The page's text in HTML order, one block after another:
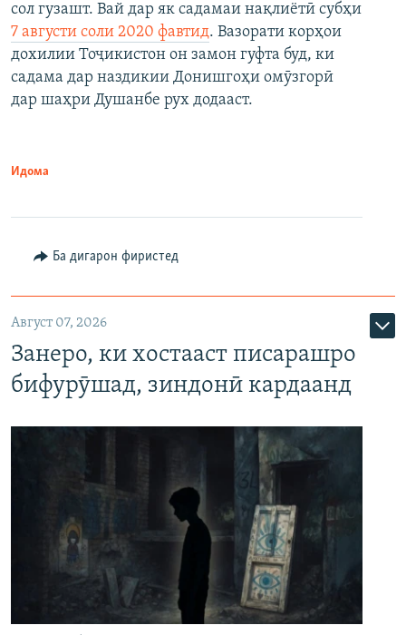
сол гузашт. Вай дар як садамаи нақлиётӣ субҳи
7 августи соли 2020 фавтид. Вазорати корҳои
дохилии Тоҷикистон он замон гуфта буд, ки
садама дар наздикии Донишгоҳи омӯзгорӣ
дар шаҳри Душанбе рух додааст.
Идома
Ба дигарон фиристед
Август 07, 2026
Занеро, ки хостааст писарашро
бифурӯшад, зиндонӣ кардаанд